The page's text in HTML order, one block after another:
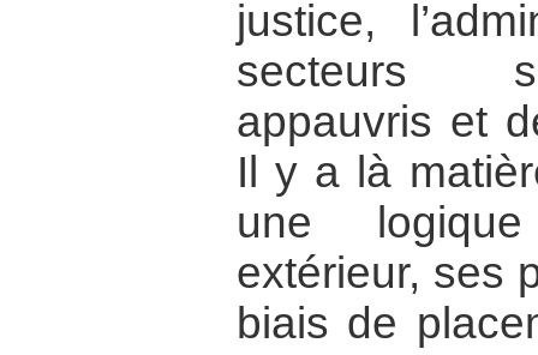
justice,
secteurs
appauvris et
Il y a là
une
extérieur, ses
biais de